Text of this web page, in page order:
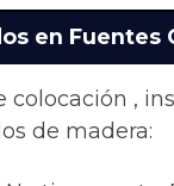
en Fuentes
colocación ,
de madera: